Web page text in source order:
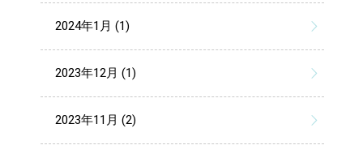
2024年1月 (1)
2023年12月 (1)
2023年11月 (2)